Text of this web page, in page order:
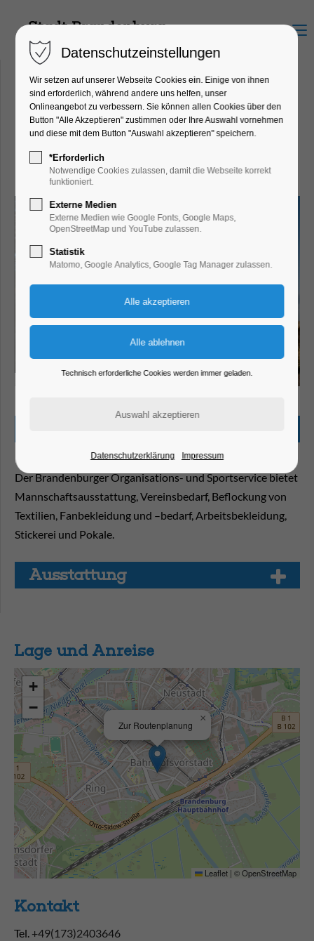
Menu
BOundSS Ulf Hake
Werderstraße 3, 14776
Brandenburg an der Havel
Der Brandenburger Organisations- und Sportservice bietet
Mannschaftsausstattung, Vereinsbedarf, Beflockung von
Textilien, Fanbekleidung und –bedarf, Arbeitsbekleidung,
Stickerei und Pokale.
Aus­stat­tung
Lage und Anreise
Zur Routenplanung
×
+
−
Leaflet | ©OpenStreetMap
Kontakt
Tel. +49(173)2403646
Datenschutzeinstellungen
Wir setzen auf unserer Webseite Cookies ein. Einige von ihnen
sind erforderlich, während andere uns helfen, unser
Onlineangebot zu verbessern. Sie können allen Cookies über den
Button "Alle Akzeptieren" zustimmen oder Ihre Auswahl vornehmen
und diese mit dem Button "Auswahl akzeptieren" speichern.
*Erforderlich
Notwendige Cookies zulassen, damit die Webseite korrekt
funktioniert.
Externe Medien
Externe Medien wie Google Fonts, Google Maps,
OpenStreetMap und YouTube zulassen.
Statistik
Matomo, Google Analytics, Google Tag Manager zulassen.
Technisch erforderliche Cookies werden immer geladen.
Datenschutzerklärung Impressum